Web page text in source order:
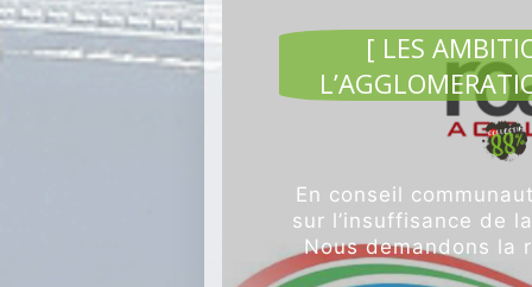
[ LES
En conseil
sur l’insuffisance de
Nous demandons la
d’un